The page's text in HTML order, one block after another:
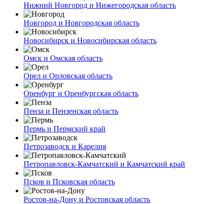
Нижний Новгород и Нижегородская область
Новгород и Новгородская область
Новосибирск и Новосибирская область
Омск и Омская область
Орел и Орловская область
Оренбург и Оренбургская область
Пенза и Пензенская область
Пермь и Пермский край
Петрозаводск и Карелия
Петропавловск-Камчатский и Камчатский край
Псков и Псковская область
Ростов-на-Дону и Ростовская область